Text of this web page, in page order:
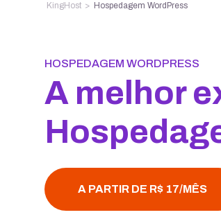
KingHost Hospedagem WordPress
HOSPEDAGEM WORDPRESS
A melhor
A PARTIR DE R$ 17/MÊS